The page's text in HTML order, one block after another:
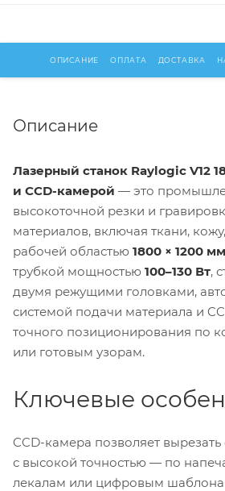
ОПИСАНИЕ ОПЛАТА ДОСТАВКА
Описание
Лазерный станок Raylogic V12
и CCD-камерой — это
высокоточной резки и
материалов, включая ткани,
рабочей областью 1800 × 1200 мм
трубкой мощностью 100–130 Вт,
двумя режущими головками,
системой подачи материала и
точного позиционирования по
или готовым узорам.
Ключевые
CCD-камера позволяет
с высокой точностью — по
лекалам или цифровым